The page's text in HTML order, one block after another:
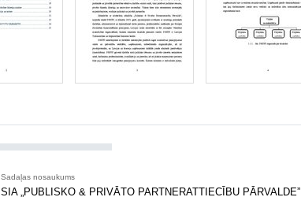
Sadaļas nosaukums
SIA „PUBLISKO & PRIVĀTO PARTNERATTIECĪBU PĀRVALDE”